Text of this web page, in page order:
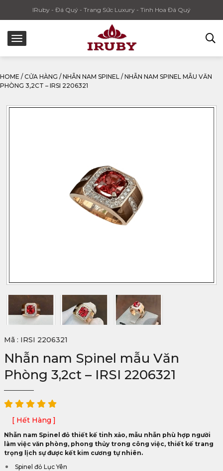
IRuby - Đá Quý - Trang Sức Luxury - Tinh Hoa Đá Quý
HOME / CỬA HÀNG / NHẪN NAM SPINEL / NHẪN NAM SPINEL MẪU VĂN
PHÒNG 3,2CT – IRSI 2206321
Mã : IRSI 2206321
Nhẫn nam Spinel mẫu Văn
Phòng 3,2ct – IRSI 2206321
[ Hết Hàng ]
Nhẫn nam Spinel đỏ thiết kế tinh xảo, mẫu nhẫn phù hợp người
làm việc văn phòng, phong thủy trong công việc, thiết kế trang
trọng lịch sự được kết kim cương tự nhiên.
Spinel đỏ Lục Yên